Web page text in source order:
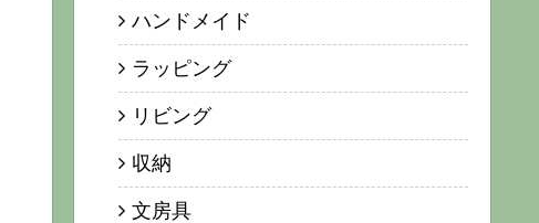
ハンドメイド
ラッピング
リビング
収納
文房具